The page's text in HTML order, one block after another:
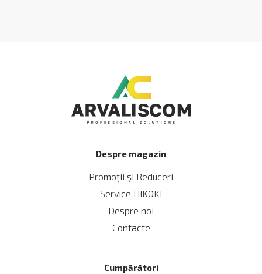
Despre magazin
Promoții și Reduceri
Service HIKOKI
Despre noi
Contacte
Cumpărători